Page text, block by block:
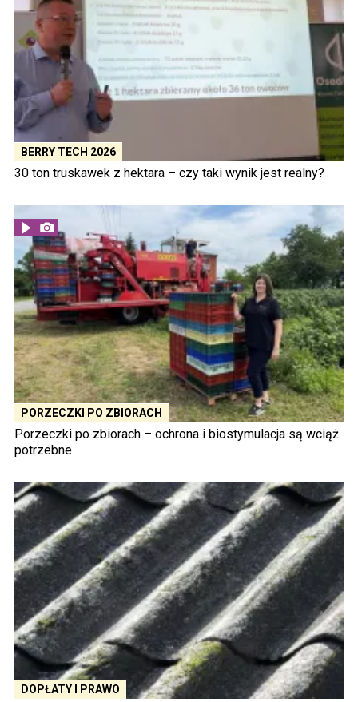
BERRY TECH 2026
30 ton truskawek z hektara – czy taki wynik jest realny?
PORZECZKI PO ZBIORACH
Porzeczki po zbiorach – ochrona i biostymulacja są wciąż
potrzebne
DOPŁATY I PRAWO